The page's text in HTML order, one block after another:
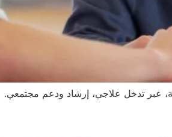
عبر تدخل علاجي، إرشاد ودعم مجتمعي.